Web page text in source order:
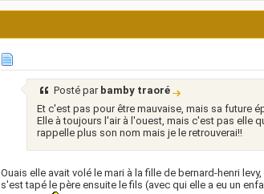
Posté par bamby traoré
Et c'est pas pour être mauvaise, mais sa future
Elle à toujours l'air à l'ouest, mais c'est pas elle
rappelle plus son nom mais je le retrouverai!!
Ouais elle avait volé le mari à la fille de bernard-henri
s'est tapé le père ensuite le fils (avec qui elle a eu un